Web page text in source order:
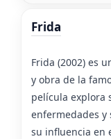
Frida
Frida (2002) es
y obra de la
película explora
enfermedades y
su influencia en